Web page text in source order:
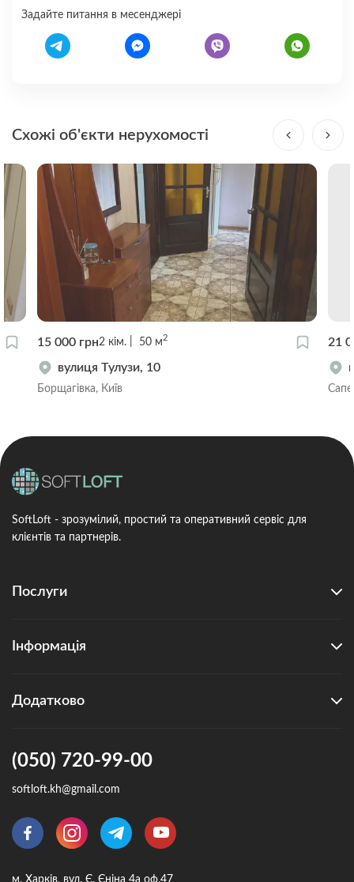
Задайте питання в месенджері
Схожі об'єкти нерухомості
15 000 грн2 кім. 50 м2
вулиця Тулузи, 10
Борщагівка, Київ
21
SoftLoft - зрозумілий, простий та оперативний сервіс для
клієнтів та партнерів.
Послуги
Інформація
Додатково
(050) 720-99-00
softloft.kh@gmail.com
м. Харків, вул. Є. Єніна 4а оф.47